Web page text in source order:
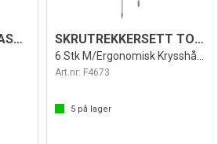
SMISLEGGE LSSG GLASSFIBER 4KG SKRUTREKKERSETT TORX 1441 SWISS
Art.nr: F4673
5 på lager